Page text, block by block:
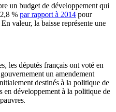
un budget de développement qui
% par rapport à 2014 pour
valeur, la baisse représente une
les députés français ont voté en
un amendement
destinés à la politique de
en développement à la politique de